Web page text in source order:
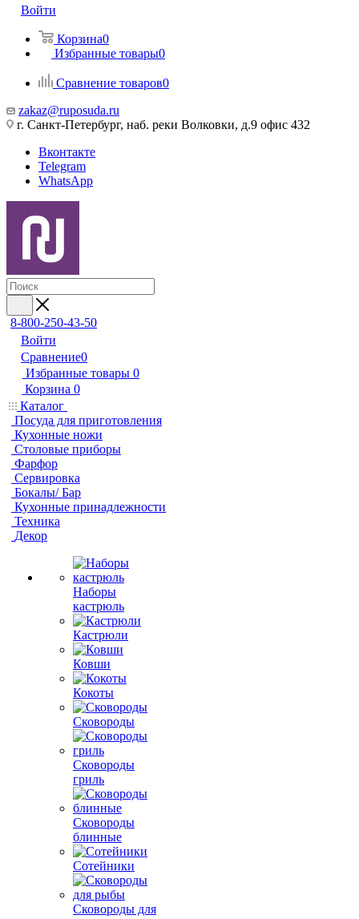
Войти
Корзина0
Избранные товары0
Сравнение товаров0
zakaz@ruposuda.ru
г. Санкт-Петербург, наб. реки Волковки, д.9 офис 432
Вконтакте
Telegram
WhatsApp
8-800-250-43-50
Войти
Сравнение0
Избранные товары 0
Корзина 0
Каталог
Посуда для приготовления
Кухонные ножи
Столовые приборы
Фарфор
Сервировка
Бокалы/ Бар
Кухонные принадлежности
Техника
Декор
Наборы
кастрюль
Кастрюли
Ковши
Кокоты
Сковороды
Сковороды
гриль
Сковороды
блинные
Сотейники
Сковороды для